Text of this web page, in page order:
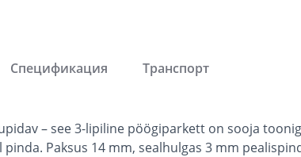
– see 3-lipiline pöögiparkett on sooja
pinda. Paksus 14 mm, sealhulgas 3 mm
Спецификация Транспорт